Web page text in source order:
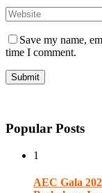
Save my name,
time I comment.
Popular Posts
1
AEC Gala